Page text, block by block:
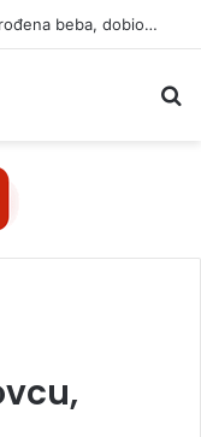
Mali Aleksej iz Teslića, prijevremeno rođena beba, dobio životnu bitku na UKC-u Srpske